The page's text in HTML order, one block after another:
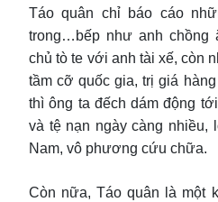
Táo quân chỉ báo cáo
trong…bếp như anh chồng
chủ tò te với anh tài xế, còn
tầm cỡ quốc gia, trị giá
thì ông ta đếch dám động
và tệ nạn ngày càng nhiều,
Nam, vô phương cứu chữa.
Còn nữa, Táo quân là một